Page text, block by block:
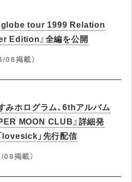
globe tour 1999 Relation
Edition』全編を公開
08掲載）
みホログラム、6thアルバム
MOON CLUB』詳細発
」先行配信
08掲載）